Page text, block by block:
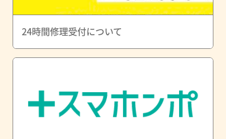
24時間修理受付について